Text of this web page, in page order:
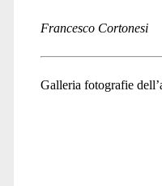
Francesco Cortonesi
Galleria fotografie